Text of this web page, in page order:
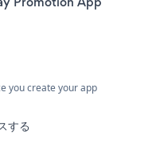
you create your app
する